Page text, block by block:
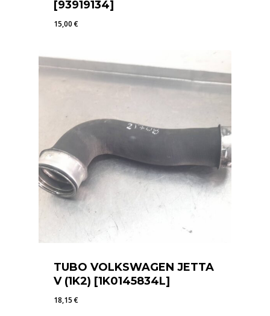
[93919134]
15,00€
TUBO VOLKSWAGEN JETTA
V (1K2) [1K0145834L]
18,15€